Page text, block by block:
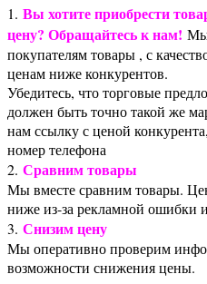
1. Вы хотите приобрести
цену? Обращайтесь к нам! Мы
покупателям товары , с
ценам ниже конкурентов.
Убедитесь, что торговые
должен быть точно такой же
нам ссылку с ценой
номер телефона
2. Сравним товары
Мы вместе сравним товары.
ниже из-за рекламной ошибки
3. Снизим цену
Мы оперативно проверим
возможности снижения цены.